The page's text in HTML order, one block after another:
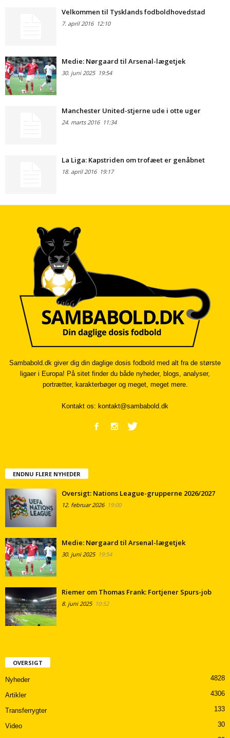
Velkommen til Tysklands fodboldhovedstad
7. april 201612:10
Medie: Nørgaard til Arsenal-lægetjek
30. juni 202519:54
Manchester United-stjerne ude i otte uger
24. marts 201611:34
La Liga: Kapstriden om trofæet er genåbnet
18. april 201619:17
Sambabold.dk giver dig din daglige dosis fodbold med alt fra de største
ligaer i Europa! På sitet finder du både nyheder, blogs, analyser,
portrætter, karakterbøger og meget, meget mere.
Kontakt os: kontakt@sambabold.dk
ENDNU FLERE NYHEDER
Oversigt: Nations League-grupperne 2026/2027
12. februar 202619:00
Medie: Nørgaard til Arsenal-lægetjek
30. juni 202519:54
Riemer om Thomas Frank: Fortjener Spurs-job
8. juni 202510:52
OVERSIGT
Nyheder 4828
Artikler 4306
Transferrygter 133
Video 30